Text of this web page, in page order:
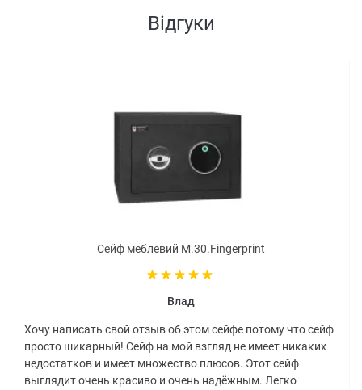
Відгуки
Сейф меблевий M.30.Fingerprint
Влад
Хочу написать свой отзыв об этом сейфе потому что сейф
просто шикарный! Сейф на мой взгляд не имеет никаких
недостатков и имеет множество плюсов. Этот сейф
выглядит очень красиво и очень надёжным. Легко